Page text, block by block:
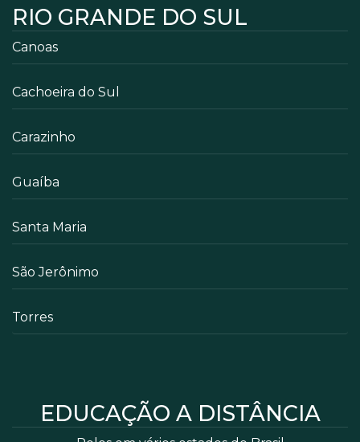
RIO GRANDE DO SUL
Canoas
Cachoeira do Sul
Carazinho
Guaíba
Santa Maria
São Jerônimo
Torres
EDUCAÇÃO A DISTÂNCIA